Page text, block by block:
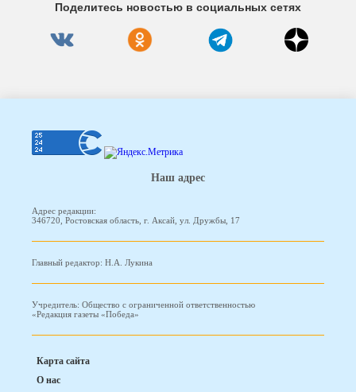
Поделитесь новостью в социальных сетях
Наш адрес
Адрес редакции:
346720, Ростовская область, г. Аксай, ул. Дружбы, 17
Главный редактор: Н.А. Лукина
Учредитель: Общество с ограниченной ответственностью
«Редакция газеты «Победа»
Карта сайта
О нас